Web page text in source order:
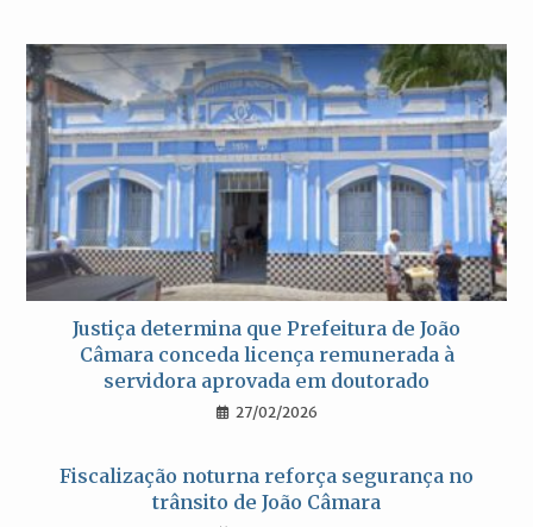
Justiça determina que Prefeitura de João
Câmara conceda licença remunerada à
servidora aprovada em doutorado
27/02/2026
Fiscalização noturna reforça segurança no
trânsito de João Câmara